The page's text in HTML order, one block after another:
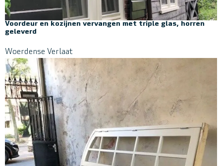
Voordeur en kozijnen vervangen met triple glas, horren
geleverd
Woerdense Verlaat